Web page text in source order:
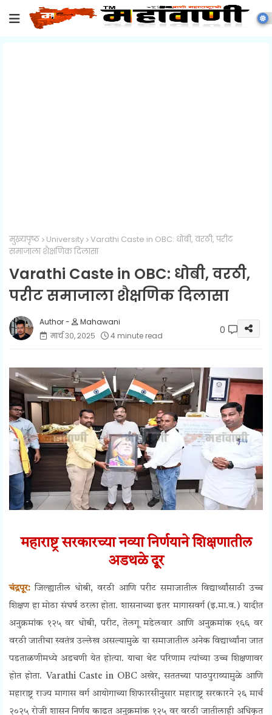
मुख्यपृष्ठ University Varathi Caste in OBC: धोबी, वरठी, परीट
समाजाला शैक्षणिक दिलासा
Varathi Caste in OBC: धोबी, वरठी,
परीट समाजाला शैक्षणिक दिलासा
Mahawani
मार्च ३०, २०२५
4 minute read 0
महाराष्ट्र सरकारच्या नव्या निर्णयाने शिक्षणातील
अडथळे दूर
चंद्रपूर: जिल्ह्यातील धोबी, वरठी आणि परीट समाजातील विद्यार्थ्यांसाठी उच्च
शिक्षण हा मोठा संघर्ष ठरला होता. शासनाच्या इतर मागासवर्ग (इ.मा.व.) यादीत
अनुक्रमांक १२५ वर धोबी, परीट, तेलगू मडेलवार आणि अनुक्रमांक १६६ वर
वरठी जातीचा स्वतंत्र उल्लेख असल्यामुळे या समाजातील अनेक विद्यार्थ्यांना जात
पडताळणीमध्ये अडचणी येत होत्या. याचा थेट परिणाम त्यांच्या उच्च शिक्षणावर
होत होता. Varathi Caste in OBC अखेर, सततच्या पाठपुराव्यामुळे आणि
महाराष्ट्र राज्य मागास वर्ग आयोगाच्या शिफारसीनुसार महाराष्ट्र सरकारने २६ मार्च
२०२५ रोजी शासन निर्णय काढत अनुक्रमांक १२५ वर वरठी जातीलाही अधिकृत